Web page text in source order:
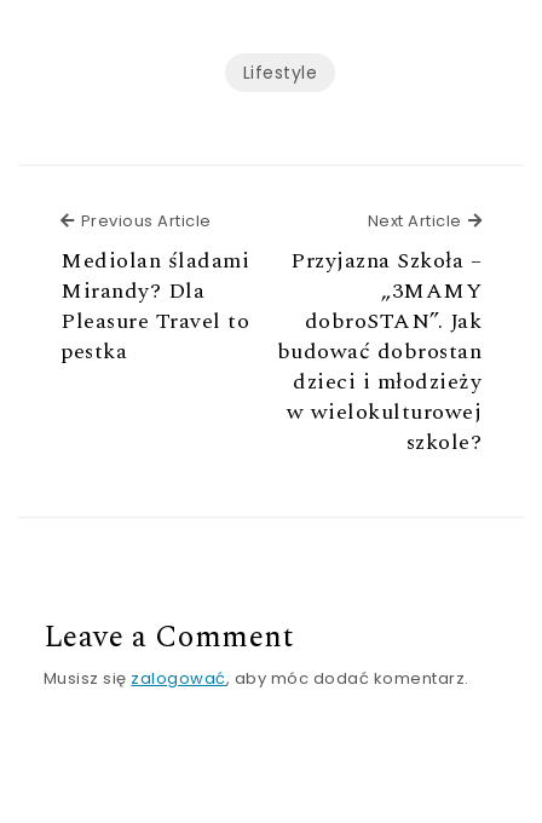
Lifestyle
Previous Article
Mediolan śladami
Mirandy? Dla
Pleasure Travel to
pestka
Next Article Next
Przyjazna Szkoła –
„3MAMY
dobroSTAN”. Jak
budować dobrostan
dzieci i młodzieży
w wielokulturowej
szkole?
Leave a Comment
Musisz się zalogować, aby móc dodać komentarz.